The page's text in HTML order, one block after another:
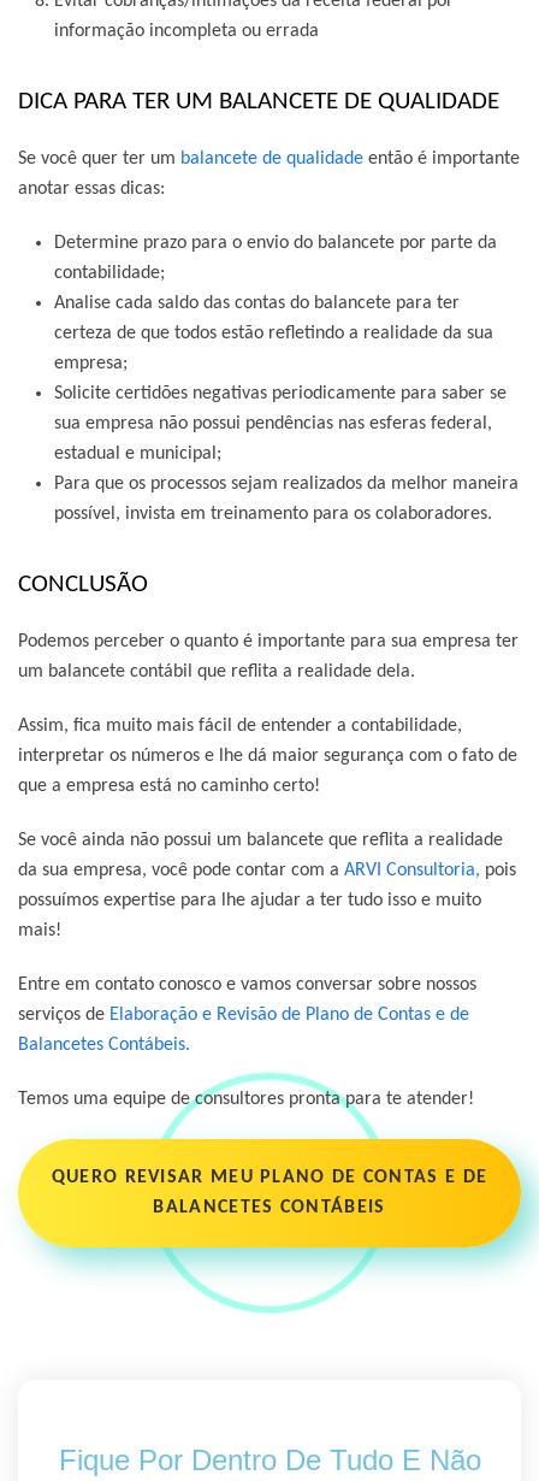
informação incompleta ou errada
DICA PARA TER UM BALANCETE DE QUALIDADE
Se você quer ter um balancete de qualidade então é importante
anotar essas dicas:
Determine prazo para o envio do balancete por parte da
contabilidade;
Analise cada saldo das contas do balancete para ter
certeza de que todos estão refletindo a realidade da sua
empresa;
Solicite certidões negativas periodicamente para saber se
sua empresa não possui pendências nas esferas federal,
estadual e municipal;
Para que os processos sejam realizados da melhor maneira
possível, invista em treinamento para os colaboradores.
CONCLUSÃO
Podemos perceber o quanto é importante para sua empresa ter
um balancete contábil que reflita a realidade dela.
Assim, fica muito mais fácil de entender a contabilidade,
interpretar os números e lhe dá maior segurança com o fato de
que a empresa está no caminho certo!
Se você ainda não possui um balancete que reflita a realidade
da sua empresa, você pode contar com a ARVI Consultoria, pois
possuímos expertise para lhe ajudar a ter tudo isso e muito
mais!
Entre em contato conosco e vamos conversar sobre nossos
serviços de Elaboração e Revisão de Plano de Contas e de
Balancetes Contábeis.
Temos uma equipe de consultores pronta para te atender!
QUERO REVISAR MEU PLANO DE CONTAS E DE
BALANCETES CONTÁBEIS
Fique Por Dentro De Tudo E Não